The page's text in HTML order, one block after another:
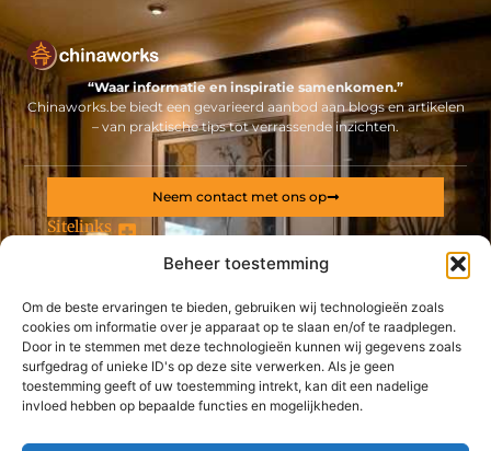
Beheer toestemming
Om de beste ervaringen te bieden, gebruiken wij technologieën zoals
cookies om informatie over je apparaat op te slaan en/of te raadplegen.
Door in te stemmen met deze technologieën kunnen wij gegevens zoals
surfgedrag of unieke ID's op deze site verwerken. Als je geen
toestemming geeft of uw toestemming intrekt, kan dit een nadelige
invloed hebben op bepaalde functies en mogelijkheden.
“Waar informatie en inspiratie samenkomen.”
Chinaworks.be biedt een gevarieerd aanbod aan blogs en artikelen
– van praktische tips tot verrassende inzichten.
Sitelinks
De best gelezen stukken op een rij
En divers aanbod aan eetkamerstoelen en eettafels in de
aanbieding op voorraad
In deze winkel in kun je doopsuiker online bestellen
Bericht categorie
Neem contact met ons op